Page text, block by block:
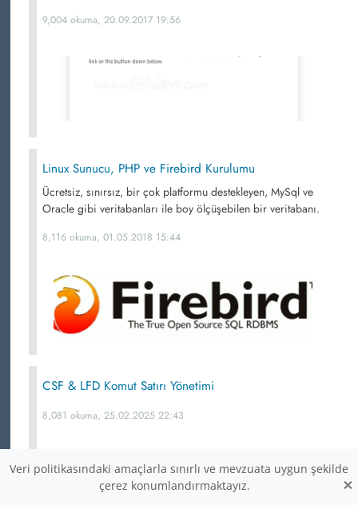
9,004 okuma, 20.09.2017 19:56
Linux Sunucu, PHP ve Firebird Kurulumu
Ücretsiz, sınırsız, bir çok platformu destekleyen, MySql ve
Oracle gibi veritabanları ile boy ölçüşebilen bir veritabanı.
8,116 okuma, 01.05.2018 15:44
CSF & LFD Komut Satırı Yönetimi
8,081 okuma, 25.02.2025 22:43
Veri politikasındaki amaçlarla sınırlı ve mevzuata uygun şekilde
çerez konumlandırmaktayız.
×